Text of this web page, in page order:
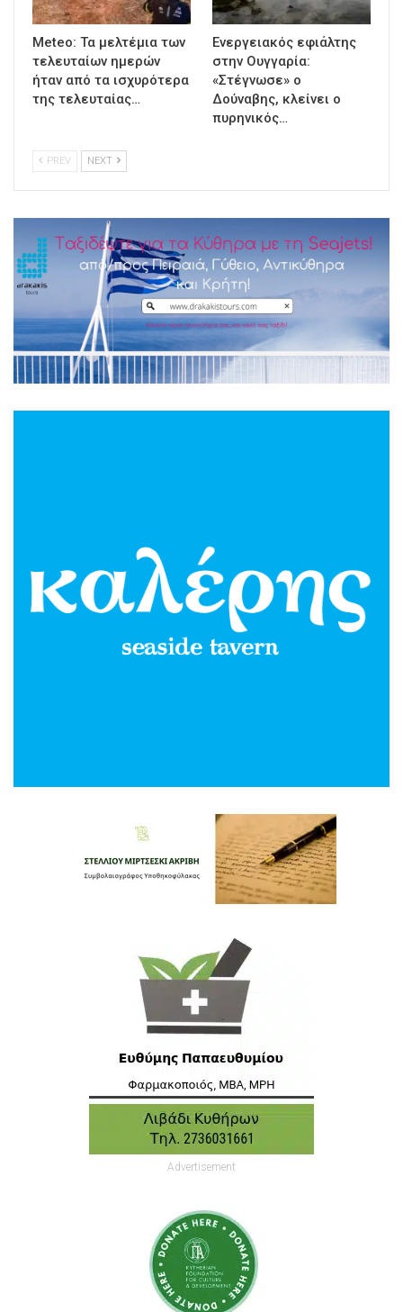
Meteo: Τα μελτέμια των
τελευταίων ημερών
ήταν από τα ισχυρότερα
της τελευταίας…
Ενεργειακός εφιάλτης
στην Ουγγαρία:
«Στέγνωσε» ο
Δούναβης, κλείνει ο
πυρηνικός…
PREV NEXT
Advertisement